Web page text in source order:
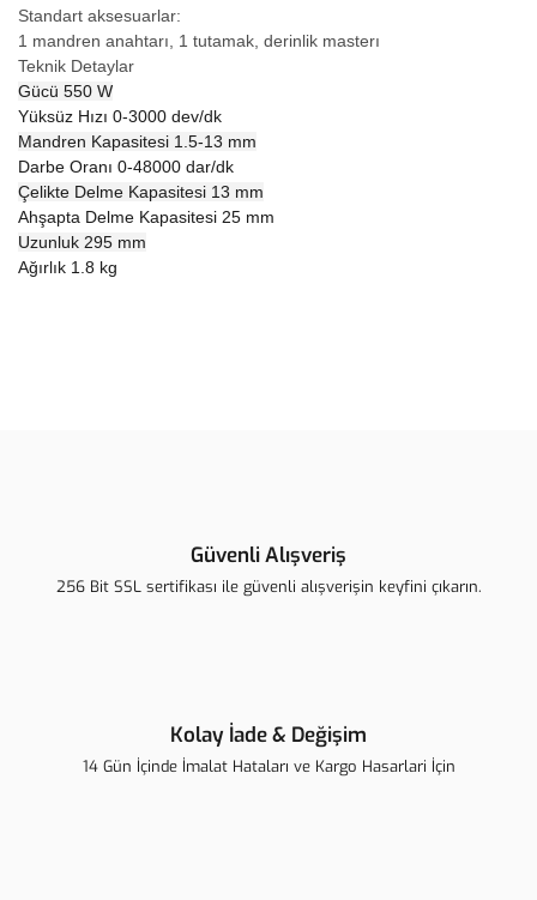
Standart aksesuarlar:
1 mandren anahtarı, 1 tutamak, derinlik masterı
Teknik Detaylar
Gücü 550 W
Yüksüz Hızı 0-3000 dev/dk
Mandren Kapasitesi 1.5-13 mm
Darbe Oranı 0-48000 dar/dk
Çelikte Delme Kapasitesi 13 mm
Ahşapta Delme Kapasitesi 25 mm
Uzunluk 295 mm
Ağırlık 1.8 kg
Ürün açıklamasında eksik bilgiler bulunuyor.
Güvenli Alışveriş
256 Bit SSL sertifikası ile güvenli alışverişin keyfini çıkarın.
Kolay İade & Değişim
14 Gün İçinde İmalat Hataları ve Kargo Hasarlari İçin